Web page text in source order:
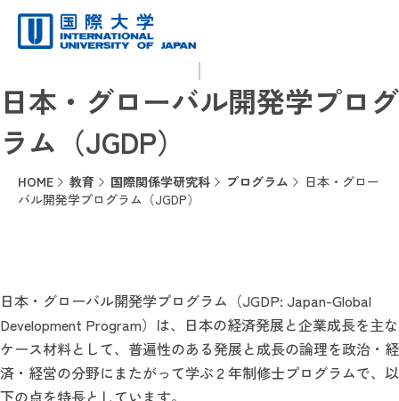
日本・グローバル開発学プログ
ラム（JGDP）
HOME 教育 国際関係学研究科 プログラム
日本・グロー
バル開発学プログラム（JGDP）
日本・グローバル開発学プログラム（JGDP: Japan-Global
Development Program）は、日本の経済発展と企業成長を主な
ケース材料として、普遍性のある発展と成長の論理を政治・経
済・経営の分野にまたがって学ぶ２年制修士プログラムで、以
下の点を特長としています。